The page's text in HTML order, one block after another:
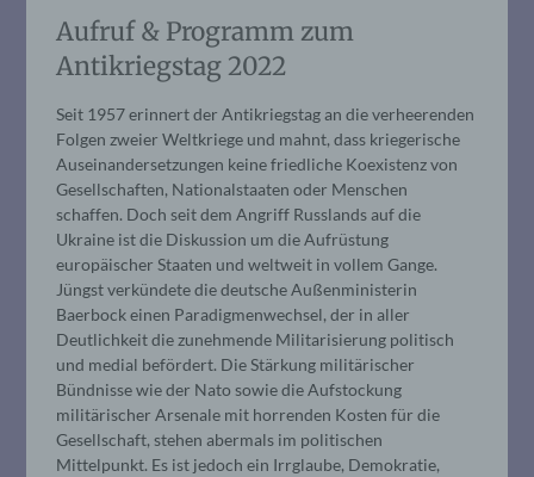
Aufruf & Programm zum
Antikriegstag 2022
Seit 1957 erinnert der Antikriegstag an die verheerenden
Folgen zweier Weltkriege und mahnt, dass kriegerische
Auseinandersetzungen keine friedliche Koexistenz von
Gesellschaften, Nationalstaaten oder Menschen
schaffen. Doch seit dem Angriff Russlands auf die
Ukraine ist die Diskussion um die Aufrüstung
europäischer Staaten und weltweit in vollem Gange.
Jüngst verkündete die deutsche Außenministerin
Baerbock einen Paradigmenwechsel, der in aller
Deutlichkeit die zunehmende Militarisierung politisch
und medial befördert. Die Stärkung militärischer
Bündnisse wie der Nato sowie die Aufstockung
militärischer Arsenale mit horrenden Kosten für die
Gesellschaft, stehen abermals im politischen
Mittelpunkt. Es ist jedoch ein Irrglaube, Demokratie,